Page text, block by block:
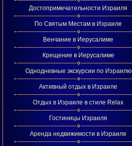
Достопримечательности Израиля
По Святым Местам в Израиле
Венчание в Иерусалиме
Крещение в Иерусалиме
Однодневные экскурсии по Израилю
Активный отдых в Израиле
Отдых в Израиле в стиле Relax
Гостиницы Израиля
Аренда недвижимости в Израиле